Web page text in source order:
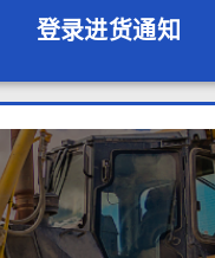
登录进货通知